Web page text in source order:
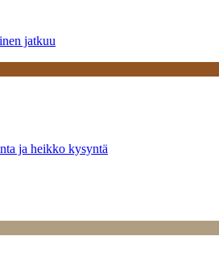
jatkuu
ja heikko kysyntä